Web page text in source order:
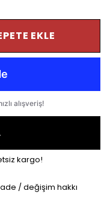
EKLE
kargo!
/ değişim hakkı